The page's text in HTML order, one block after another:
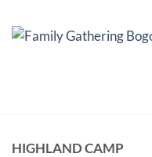
Terbaik
di
Bogor
dan
HIGHLAND CAMP